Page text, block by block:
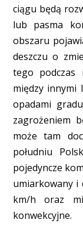
ciągu będą
lub pasma
obszaru
deszczu o
tego podczas
między innymi
opadami
zagrożeniem
może tam
południu
pojedyncze
umiarkowany i
km/h oraz
konwekcyjne.